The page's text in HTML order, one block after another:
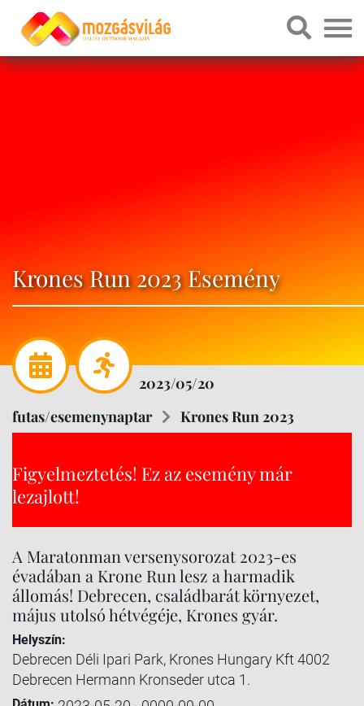
Krones Run 2023 Esemény
2023/05/20
futas/esemenynaptar
Krones Run 2023
Figyelmeztetés! Ez az esemény már
lezajlott!
A Maratonman versenysorozat 2023-es
évadában a Krone Run lesz a harmadik
állomás! Debrecen, családbarát környezet,
május utolsó hétvégéje, Krones gyár.
Helyszín:
Debrecen Déli Ipari Park, Krones Hungary Kft 4002
Debrecen Hermann Kronseder utca 1.